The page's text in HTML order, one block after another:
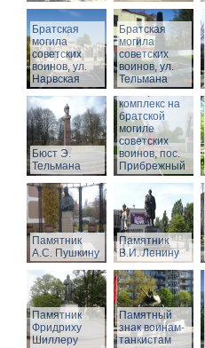
Братская
могила
советских
воинов, ул.
Нарвская
Братская
могила
советских
воинов, ул.
Тельмана
Бюст Э.
Тельмана
Мемориальный
комплекс на
братской
могиле
советских
воинов, пос.
Прибрежный
Памятник
А.С. Пушкину
Памятник
В.И. Ленину
Памятник
Фридриху
Шиллеру
Памятный
знак воинам-
танкистам